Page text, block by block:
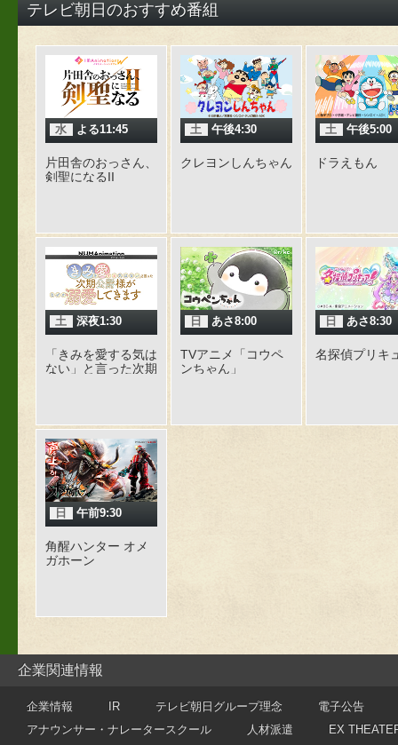
テレビ朝日のおすすめ番組
水 よる11:45
片田舎のおっさん、
剣聖になるII
土 午後4:30
クレヨンしんちゃん
土 午後5:00
ドラえもん
土 深夜1:30
「きみを愛する気は
ない」と言った次期
日 あさ8:00
TVアニメ「コウペ
ンちゃん」
日 あさ8:30
名探偵プリキ
日 午前9:30
角醒ハンター オメ
ガホーン
企業関連情報
企業情報 IR テレビ朝日グループ理念
電子公告
アナウンサー・ナレータースクール
人材派遣
EX